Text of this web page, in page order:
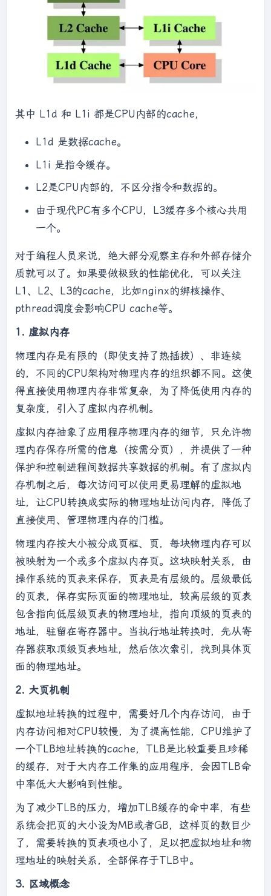
其中 L1d 和 L1i 都是CPU内部的cache，
L1d 是数据cache。
L1i 是指令缓存。
L2是CPU内部的，不区分指令和数据的。
由于现代PC有多个CPU，L3缓存多个核心共用
一个。
对于编程人员来说，绝大部分观察主存和外部存储介
质就可以了。如果要做极致的性能优化，可以关注
L1、L2、L3的cache，比如nginx的绑核操作、
pthread调度会影响CPU cache等。
1. 虚拟内存
物理内存是有限的（即使支持了热插拔）、非连续
的，不同的CPU架构对物理内存的组织都不同。这使
得直接使用物理内存非常复杂，为了降低使用内存的
复杂度，引入了虚拟内存机制。
虚拟内存抽象了应用程序物理内存的细节，只允许物
理内存保存所需的信息（按需分页），并提供了一种
保护和控制进程间数据共享数据的机制。有了虚拟内
存机制之后，每次访问可以使用更易理解的虚拟地
址，让CPU转换成实际的物理地址访问内存，降低了
直接使用、管理物理内存的门槛。
物理内存按大小被分成页框、页，每块物理内存可以
被映射为一个或多个虚拟内存页。这块映射关系，由
操作系统的页表来保存，页表是有层级的。层级最低
的页表，保存实际页面的物理地址，较高层级的页表
包含指向低层级页表的物理地址，指向顶级的页表的
地址，驻留在寄存器中。当执行地址转换时，先从寄
存器获取顶级页表地址，然后依次索引，找到具体页
面的物理地址。
2. 大页机制
虚拟地址转换的过程中，需要好几个内存访问，由于
内存访问相对CPU较慢，为了提高性能，CPU维护了
一个TLB地址转换的cache，TLB是比较重要且珍稀
的缓存，对于大内存工作集的应用程序，会因TLB命
中率低大大影响到性能。
为了减少TLB的压力，增加TLB缓存的命中率，有些
系统会把页的大小设为MB或者GB，这样页的数目少
了，需要转换的页表项也小了，足以把虚拟地址和物
理地址的映射关系，全部保存于TLB中。
3. 区域概念